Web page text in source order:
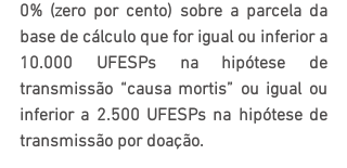
0% (zero por cento) sobre a parcela da
base de cálculo que for igual ou inferior a
10.000 UFESPs na hipótese de
transmissão “causa mortis” ou igual ou
inferior a 2.500 UFESPs na hipótese de
transmissão por doação.